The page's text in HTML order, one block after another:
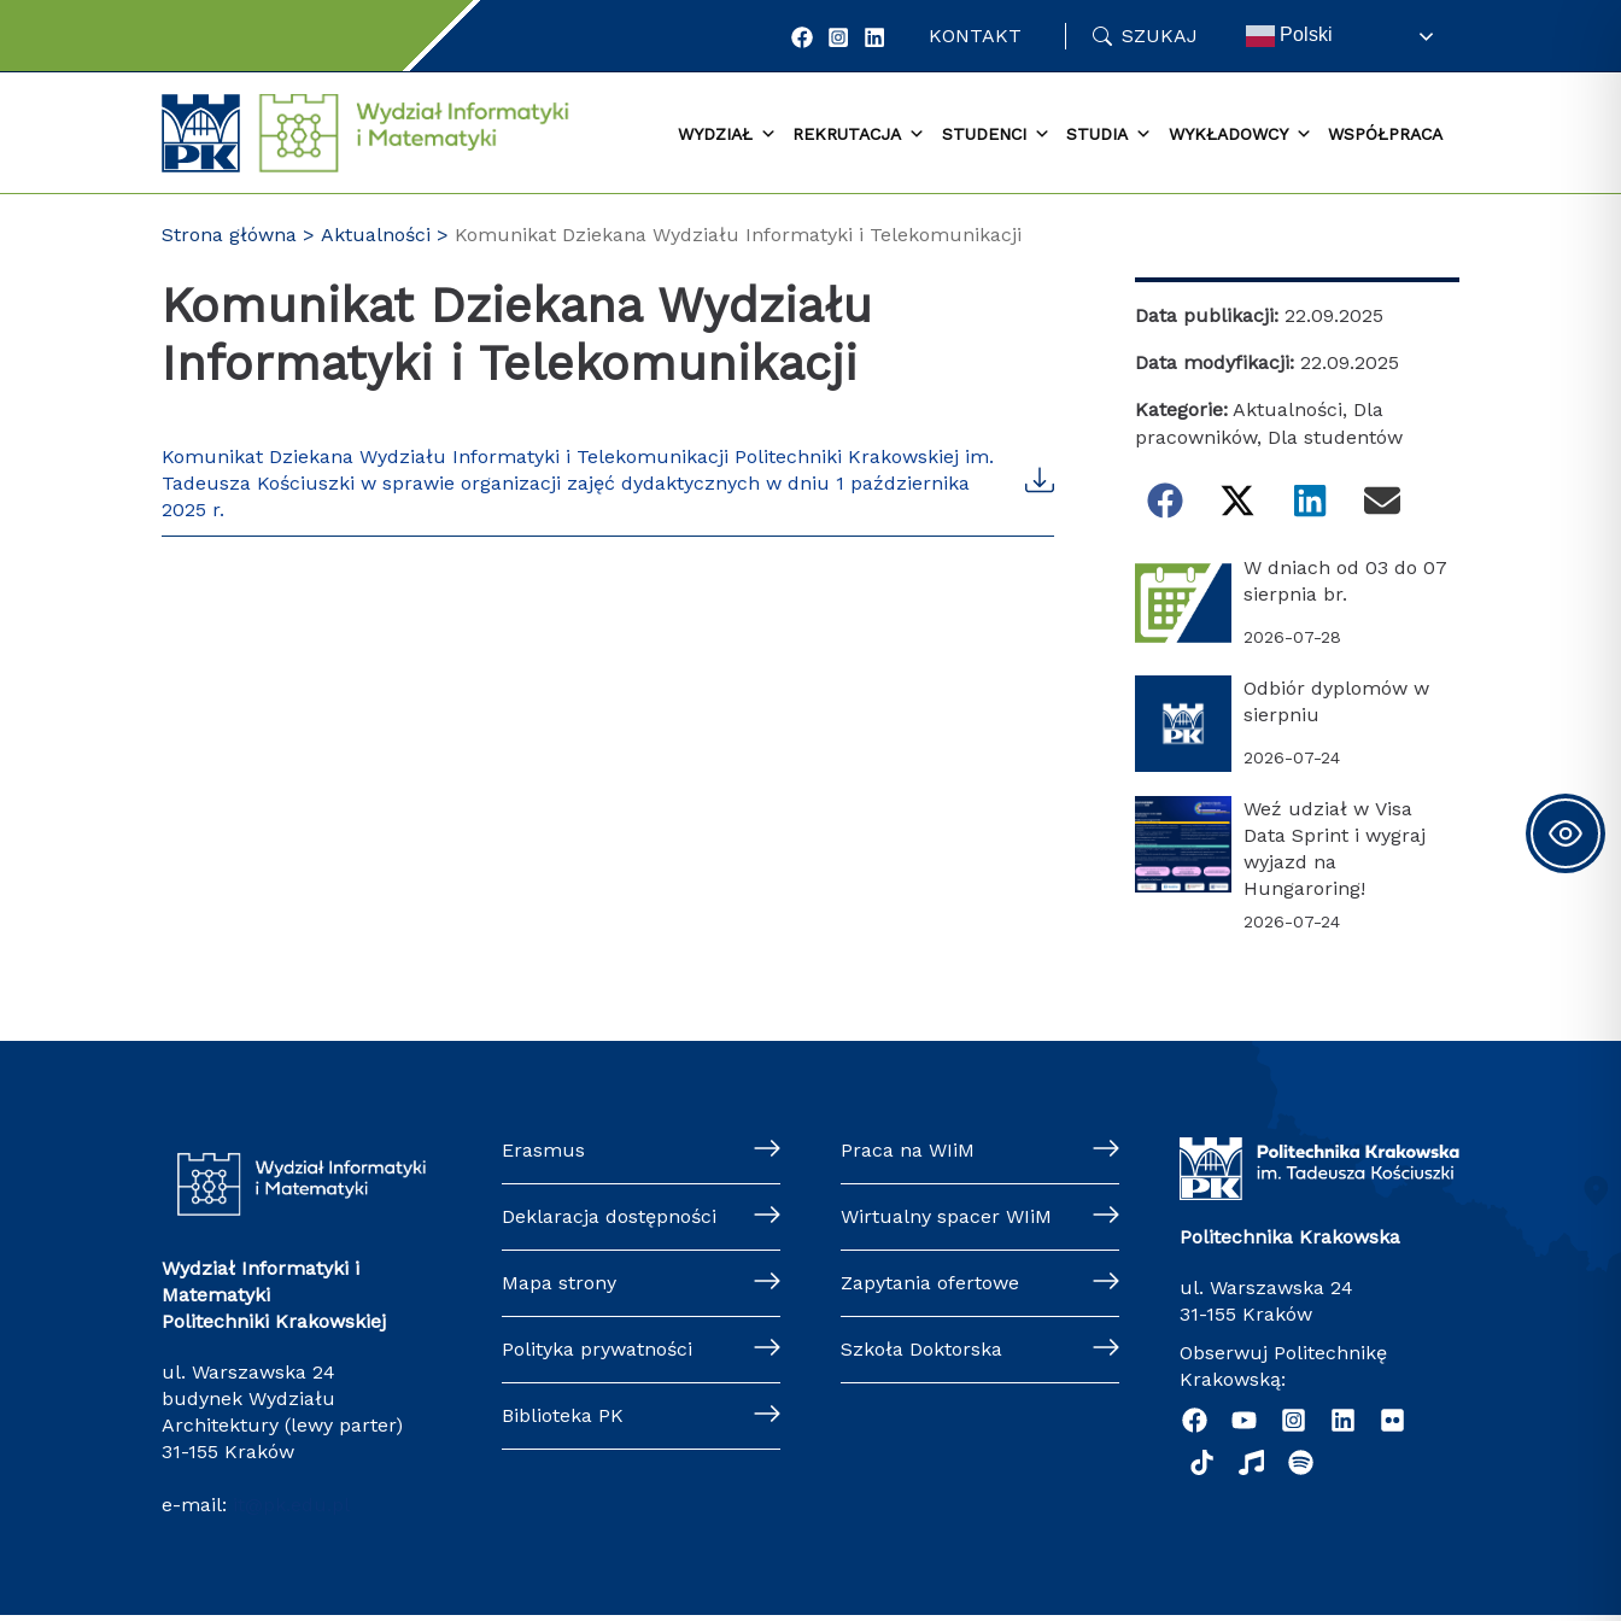
KONTAKT SZUKAJ Polski
WYDZIAŁ REKRUTACJA STUDENCI STUDIA WYKŁADOWCY WSPÓŁPRACA
Strona główna Aktualności Komunikat Dziekana Wydziału Informatyki i Telekomunikacji
Komunikat Dziekana Wydziału
Informatyki i Telekomunikacji
Komunikat Dziekana Wydziału Informatyki i Telekomunikacji Politechniki Krakowskiej im.
Tadeusza Kościuszki w sprawie organizacji zajęć dydaktycznych w dniu 1 października
2025 r.
Data publikacji: 22.09.2025
Data modyfikacji: 22.09.2025
Kategorie: Aktualności, Dla
pracowników, Dla studentów
W dniach od 03 do 07
sierpnia br.
2026-07-28
Odbiór dyplomów w
sierpniu
2026-07-24
Weź udział w Visa
Data Sprint i wygraj
wyjazd na
Hungaroring!
2026-07-24
Wydział Informatyki i
Matematyki
Politechniki Krakowskiej
ul. Warszawska 24
budynek Wydziału
Architektury (lewy parter)
31-155 Kraków
e-mail:
Erasmus
Deklaracja dostępności
Mapa strony
Polityka prywatności
Biblioteka PK
Praca na WIiM
Wirtualny spacer WIiM
Zapytania ofertowe
Szkoła Doktorska
Politechnika Krakowska
ul. Warszawska 24
31-155 Kraków
Obserwuj Politechnikę
Krakowską: